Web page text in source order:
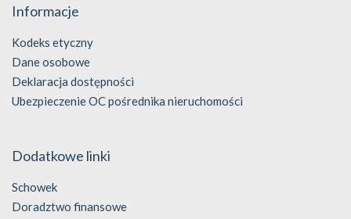
Informacje
Kodeks etyczny
Dane osobowe
Deklaracja dostępności
Ubezpieczenie OC pośrednika nieruchomości
Dodatkowe linki
Schowek
Doradztwo finansowe